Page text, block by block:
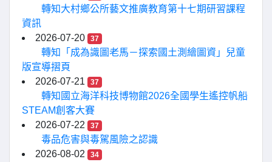
轉知大村鄉公所藝文推廣教育第十七期研習課程
資訊
2026-07-20
37
轉知「成為識圖老馬－探索國土測繪圖資」兒童
版宣導摺頁
2026-07-21
37
轉知國立海洋科技博物館2026全國學生遙控帆船
STEAM創客大賽
2026-07-22
37
毒品危害與毒駕風險之認識
2026-08-02
34